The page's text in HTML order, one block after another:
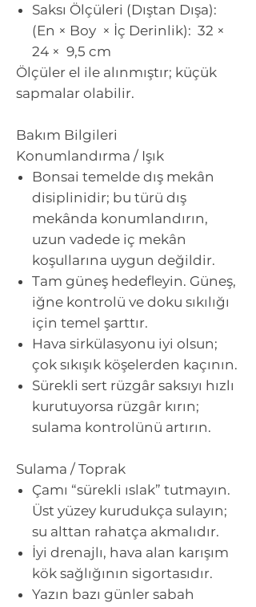
Saksı Ölçüleri (Dıştan Dışa):
(En × Boy × İç Derinlik): 32 ×
24 × 9,5 cm
Ölçüler el ile alınmıştır; küçük
sapmalar olabilir.
Bakım Bilgileri
Konumlandırma / Işık
Bonsai temelde dış mekân
disiplinidir; bu türü dış
mekânda konumlandırın,
uzun vadede iç mekân
koşullarına uygun değildir.
Tam güneş hedefleyin. Güneş,
iğne kontrolü ve doku sıkılığı
için temel şarttır.
Hava sirkülasyonu iyi olsun;
çok sıkışık köşelerden kaçının.
Sürekli sert rüzgâr saksıyı hızlı
kurutuyorsa rüzgâr kırın;
sulama kontrolünü artırın.
Sulama / Toprak
Çamı “sürekli ıslak” tutmayın.
Üst yüzey kurudukça sulayın;
su alttan rahatça akmalıdır.
İyi drenajlı, hava alan karışım
kök sağlığının sigortasıdır.
Yazın bazı günler sabah